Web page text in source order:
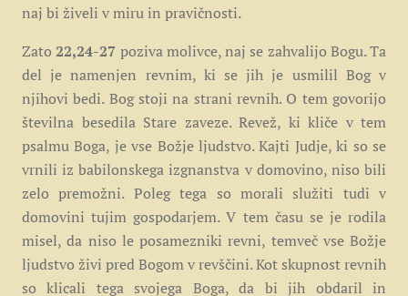
naj bi živeli v miru in pravičnosti.
Zato22,24-27 poziva molivce, naj se zahvalijo Bogu.Ta
del je namenjen revnim, ki se jih je usmilil Bog v
njihovi bedi. Bog stoji na strani revnih. O tem govorijo
številna besedila Stare zaveze. Revež, ki kliče v tem
psalmu Boga, je vse Božje ljudstvo. Kajti Judje, ki so se
vrnili iz babilonskega izgnanstva v domovino, niso bili
zelo premožni. Poleg tega so morali služiti tudi v
domovini tujim gospodarjem. V tem času se je rodila
misel, da niso le posamezniki revni, temveč vse Božje
ljudstvo živi pred Bogom v revščini. Kot skupnost revnih
so klicali tega svojega Boga, da bi jih obdaril in